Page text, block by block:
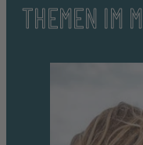
THEMEN IM